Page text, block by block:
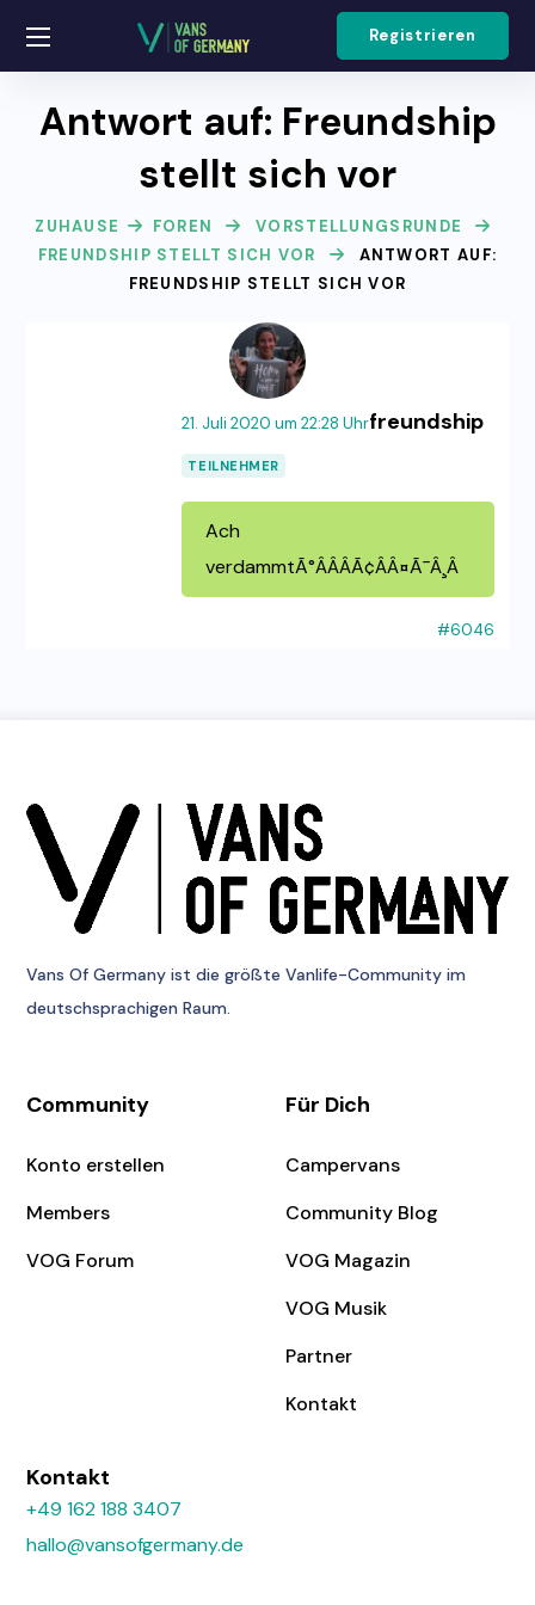
Registrieren
Antwort auf: Freundship
stellt sich vor
ZUHAUSE FOREN
VORSTELLUNGSRUNDE
FREUNDSHIP STELLT SICH VOR
ANTWORT AUF:
FREUNDSHIP STELLT SICH VOR
freundship
21. Juli 2020 um 22:28 Uhr
TEILNEHMER
Ach
verdammtÃ°ÂÂÂÃ¢ÂÂ¤Ã¯Â¸Â
#6046
Vans Of Germany ist die größte Vanlife-Community im
deutschsprachigen Raum.
Community
Konto erstellen
Members
VOG Forum
Für Dich
Campervans
Community Blog
VOG Magazin
VOG Musik
Partner
Kontakt
Kontakt
+49 162 188 3407
hallo@vansofgermany.de